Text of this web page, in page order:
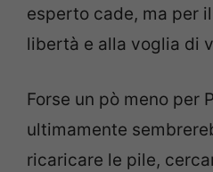
esperto cade, ma per
libertà e alla voglia di
Forse un pò meno per
ultimamente
ricaricare le pile,